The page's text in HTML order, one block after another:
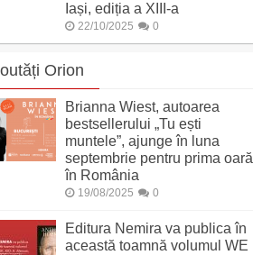
Iași, ediția a XIII-a
22/10/2025 0
Orion
Brianna Wiest, autoarea
bestsellerului „Tu ești
muntele”, ajunge în luna
septembrie pentru prima oară
în România
19/08/2025 0
Editura Nemira va publica în
această toamnă volumul WE